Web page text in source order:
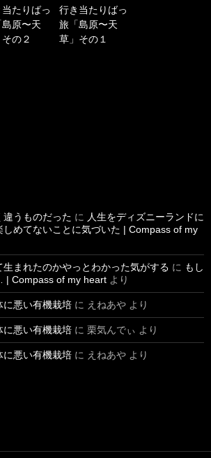
たりばっ
原〜天
の２
行き当たりばっ
旅「島原〜天
草」その１
うものだった に 人生をディズニーランドに
しめてないことに気づいた | Compass of my
まれたのかやっとわかった気がする に もし
| Compass of my heart より
に悪い有機栽培 に えねあや より
に悪い有機栽培 に 栗気んでぃ より
に悪い有機栽培 に えねあや より